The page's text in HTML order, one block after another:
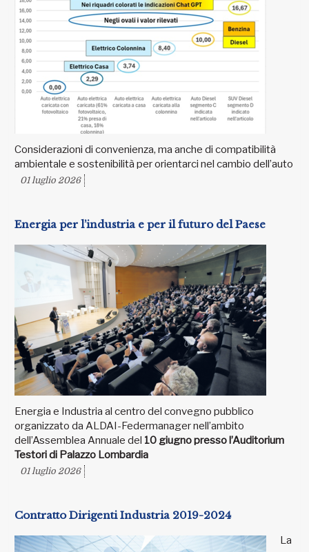
Considerazioni di convenienza, ma anche di compatibilità
ambientale e sostenibilità per orientarci nel cambio dell’auto
01 luglio 2026
Energia per l’industria e per il futuro del Paese
Energia e Industria al centro del convegno pubblico
organizzato da ALDAI-Federmanager nell’ambito
dell’Assemblea Annuale del 10 giugno presso l’Auditorium
Testori di Palazzo Lombardia
01 luglio 2026
Contratto Dirigenti Industria 2019-2024
La